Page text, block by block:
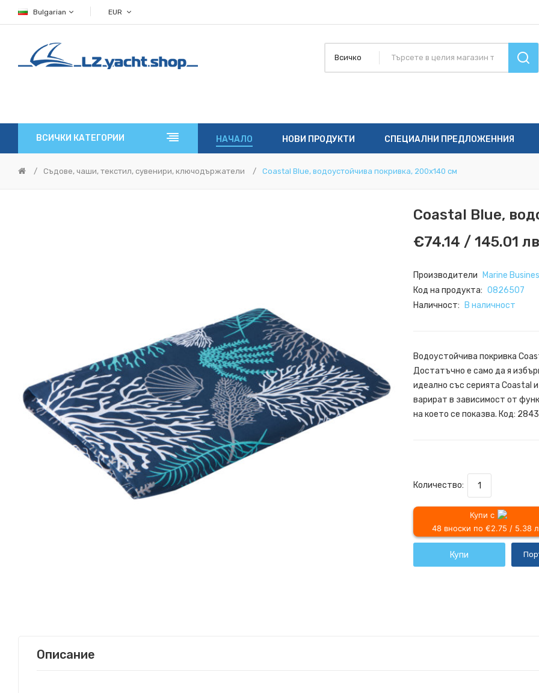
Bulgarian EUR
Всичко
ВСИЧКИ КАТЕГОРИИ НАЧАЛО НОВИ ПРОДУКТИ СПЕЦИАЛНИ ПРЕДЛОЖЕННИЯ
Съдове, чаши, текстил, сувенири, ключодържатели Coastal Blue, водоустойчива покривка, 200x140 см
Coastal Blue,
€74.14 / 145.01
Производители
Marine
Код на продукта: 0826507
Наличност:
В наличност
Водоустойчива покривка
Достатъчно е само да я
идеално със серията Coastal
варират в зависимост от
на което се показва. Код:
Количество:
Купи с
48 вноски по €2.75 / 5.38
Купи
Описание